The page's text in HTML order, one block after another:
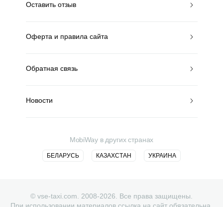
Оставить отзыв
Оферта и правила сайта
Обратная связь
Новости
MobiWay в других странах
БЕЛАРУСЬ КАЗАХСТАН УКРАИНА
© vse-taxi.com. 2008-2026. Все права защищены.